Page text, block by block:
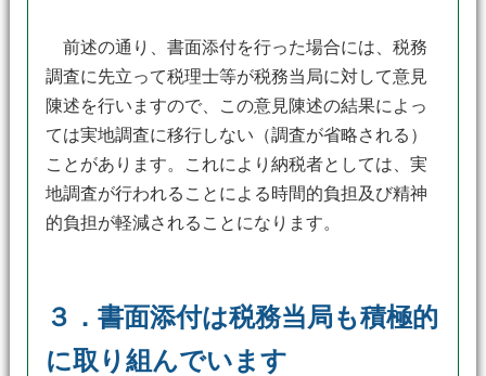
前述の通り、書面添付を行った場合には、税務
調査に先立って税理士等が税務当局に対して意見
陳述を行いますので、この意見陳述の結果によっ
ては実地調査に移行しない（調査が省略される）
ことがあります。これにより納税者としては、実
地調査が行われることによる時間的負担及び精神
的負担が軽減されることになります。
３．書面添付は税務当局も積極的
に取り組んでいます